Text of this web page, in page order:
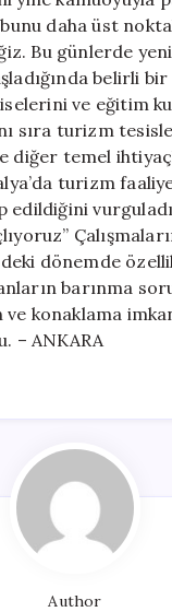
daha üst
Bu günlerde
belirli
ve eğitim
sıra turizm
temel
turizm
dönemde
barınma
konaklama
– ANKARA
Author